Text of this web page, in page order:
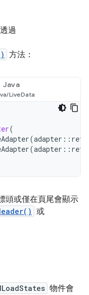
過
方法：
Java
(
(adapter ::
(adapter ::
頭或僅在頁尾會顯示
或
物件會